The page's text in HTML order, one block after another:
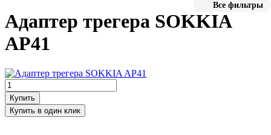
Все фильтры
Адаптер трегера SOKKIA
AP41